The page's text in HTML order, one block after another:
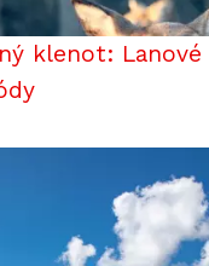
klenot: